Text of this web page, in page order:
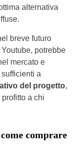
alternativa
breve futuro
potrebbe
mercato e
a
del progetto,
a chi
comprare